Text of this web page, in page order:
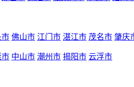
市 佛山市 江门市 湛江市 茂名市 肇庆
市 中山市 潮州市 揭阳市 云浮市